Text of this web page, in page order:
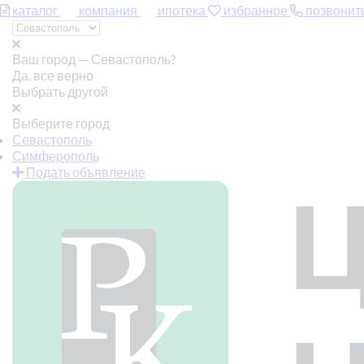
каталог компания ипотека избранное
Ваш город — Севастополь?
Да, все верно
Выбрать другой
Выберите город
Севастополь
Симферополь
Подать объявление